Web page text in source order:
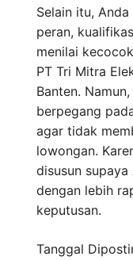
Selain itu,
peran,
menilai
PT Tri Mitra
Banten.
berpegang
agar tidak
lowongan.
disusun
dengan lebih
keputusan.
Tanggal